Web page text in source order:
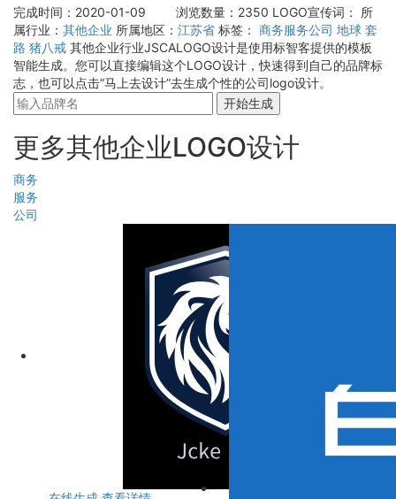
完成时间：2020-01-09
浏览数量：2350 LOGO宣传词：
所
属行业： 其他企业 所属地区： 江苏省 标签： 商务服务公司 地球 套
路 猪八戒 其他企业行业JSCALOGO设计是使用标智客提供的模板
智能生成。您可以直接编辑这个LOGO设计，快速得到自己的品牌标
志，也可以点击“马上去设计”去生成个性的公司logo设计。
开始生成
更多其他企业LOGO设计
商务
服务
公司